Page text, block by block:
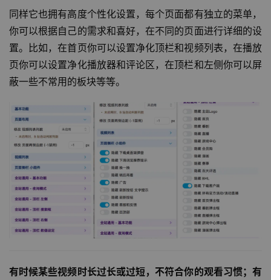
同样它也拥有高度个性化设置，每个页面都有独立的菜单，
你可以根据自己的需求和喜好，在不同的页面进行详细的设
置。 比如，在首页你可以设置净化顶栏和视频列表，在播放
页你可以设置净化播放器和评论区，在顶栏和左侧你可以屏
蔽一些不常用的板块等等。
有时候某些视频时长过长或过短，不符合你的观看习惯；有